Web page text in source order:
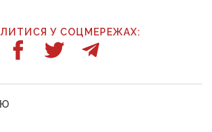
У СОЦМЕРЕЖАХ: